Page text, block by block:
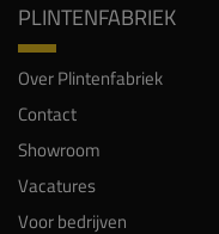
PLINTENFABRIEK
Over Plintenfabriek
Contact
Showroom
Vacatures
Voor bedrijven